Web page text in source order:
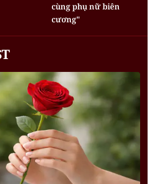
cùng phụ nữ biên
cương"